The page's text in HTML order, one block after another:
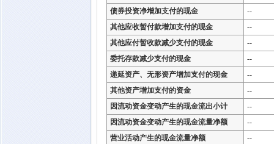
债券投资净增加支付的现金
--
其他应收暂付款增加支付的现金
--
其他应付暂收款减少支付的现金
--
委托存款减少支付的现金
--
递延资产、无形资产增加支付的现金
--
其他资产增加支付的资金
--
因流动资金变动产生的现金流出小计
--
因流动资金变动产生的现金流量净额
--
营业活动产生的现金流量净额
--